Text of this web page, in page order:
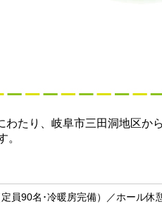
わたり、岐阜市三田洞地区
。
定員90名･冷暖房完備）／ホール休